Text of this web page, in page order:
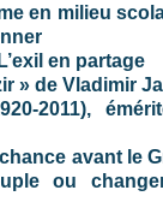
en milieu
en partage
» de Vladimir
2011),
avant le
ou